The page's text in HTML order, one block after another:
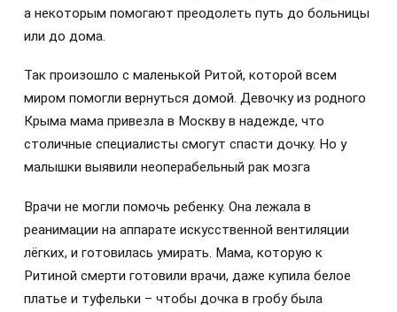
а некоторым помогают преодолеть путь до больницы
или до дома.
Так произошло с маленькой Ритой, которой всем
миром помогли вернуться домой. Девочку из родного
Крыма мама привезла в Москву в надежде, что
столичные специалисты смогут спасти дочку. Но у
малышки выявили неоперабельный рак мозга
Врачи не могли помочь ребенку. Она лежала в
реанимации на аппарате искусственной вентиляции
лёгких, и готовилась умирать. Мама, которую к
Ритиной смерти готовили врачи, даже купила белое
платье и туфельки – чтобы дочка в гробу была